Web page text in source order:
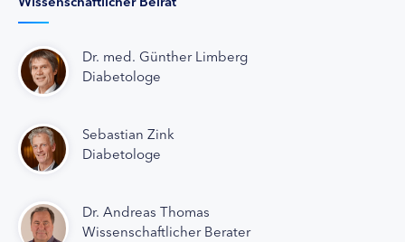
Dr. med. Günther Limberg
Diabetologe
Sebastian Zink
Diabetologe
Dr. Andreas Thomas
Wissenschaftlicher Berater